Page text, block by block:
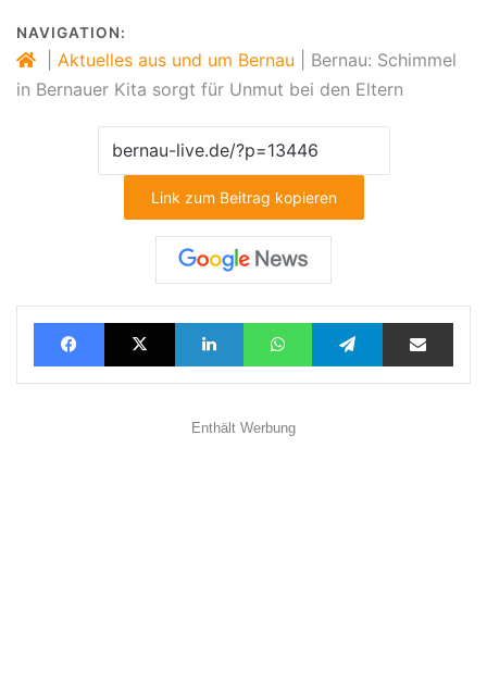
NAVIGATION:
Aktuelles aus und um Bernau
Bernau: Schimmel
in Bernauer Kita sorgt für Unmut bei den Eltern
Link zum Beitrag kopieren
FacebookX LinkedInWhatsAppTelegramTeilen via E-Mail
Enthält Werbung